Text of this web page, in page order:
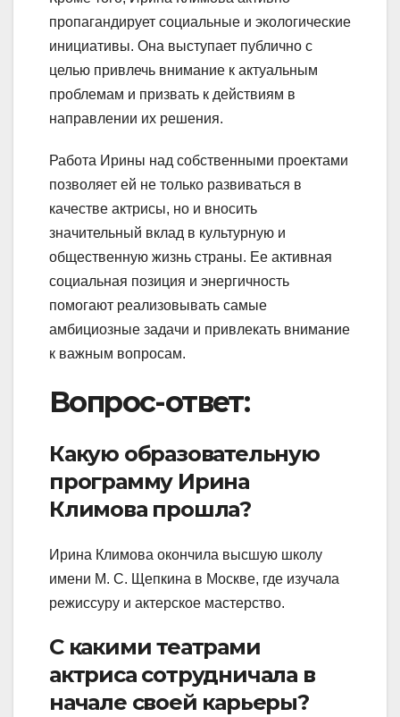
пропагандирует социальные и экологические
инициативы. Она выступает публично с
целью привлечь внимание к актуальным
проблемам и призвать к действиям в
направлении их решения.
Работа Ирины над собственными проектами
позволяет ей не только развиваться в
качестве актрисы, но и вносить
значительный вклад в культурную и
общественную жизнь страны. Ее активная
социальная позиция и энергичность
помогают реализовывать самые
амбициозные задачи и привлекать внимание
к важным вопросам.
Вопрос-ответ:
Какую образовательную
программу Ирина
Климова прошла?
Ирина Климова окончила высшую школу
имени М. С. Щепкина в Москве, где изучала
режиссуру и актерское мастерство.
С какими театрами
актриса сотрудничала в
начале своей карьеры?